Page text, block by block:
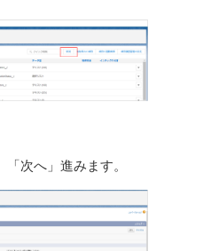
「次へ」進みます。